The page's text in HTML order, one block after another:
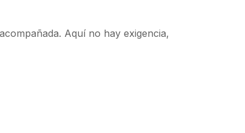
Aquí no hay exigencia,